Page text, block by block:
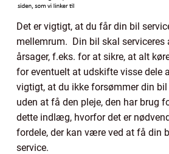
Det er vigtigt, at du får din bil
mellemrum. Din bil skal serviceres
årsager, f.eks. for at sikre, at alt
for eventuelt at udskifte visse dele
vigtigt, at du ikke forsømmer din
uden at få den pleje, den har brug
dette indlæg, hvorfor det er
fordele, der kan være ved at få din
service.